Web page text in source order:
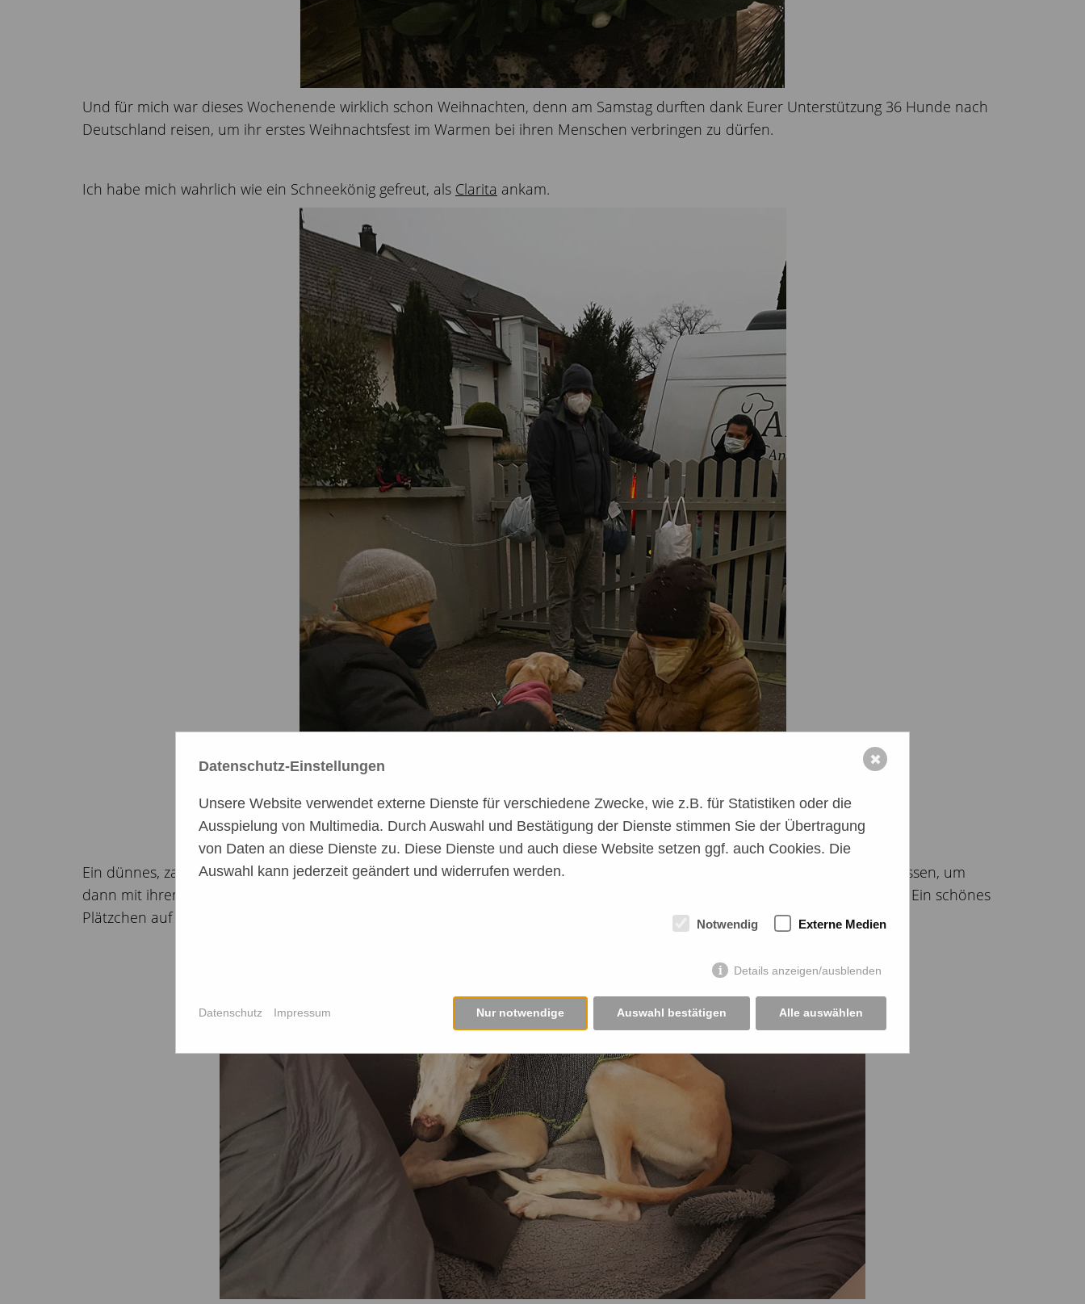
Und für mich war dieses Wochenende wirklich schon Weihnachten, denn am Samstag durften dank Eurer Unterstützung 36 Hunde nach
Deutschland reisen, um ihr erstes Weihnachtsfest im Warmen bei ihren Menschen verbringen zu dürfen.
Ich habe mich wahrlich wie ein Schneekönig gefreut, als Clarita ankam.
Ein dünnes, zartes Galgomädchen, aber tapfer und in Ruhe hat sie sich mit Geschirr, Halsband und Mäntelchen versorgen lassen, um
dann mit ihrem Pflegefrauchen Julia den Weg nach Hause anzutreten. Vielen Dank an Julia, die mir diesen Wunsch erfüllt hat. Ein schönes
Plätzchen auf dem Sofa hat sich Clarita auch gleich gesichert.
Datenschutz-Einstellungen
Unsere Website verwendet externe Dienste für verschiedene Zwecke, wie z.B. für Statistiken oder die
Ausspielung von Multimedia. Durch Auswahl und Bestätigung der Dienste stimmen Sie der Übertragung
von Daten an diese Dienste zu. Diese Dienste und auch diese Website setzen ggf. auch Cookies. Die
Auswahl kann jederzeit geändert und widerrufen werden.
Notwendig Externe Medien
Details anzeigen/ausblenden
Nur notwendige Auswahl bestätigen Alle auswählen
Datenschutz Impressum
✖